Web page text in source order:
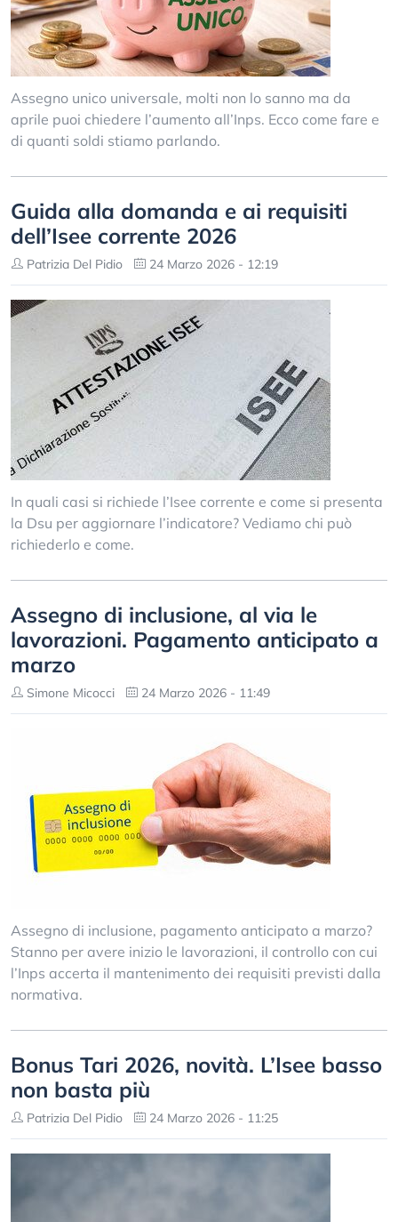
Assegno unico universale, molti non lo sanno ma da
aprile puoi chiedere l’aumento all’Inps. Ecco come fare e
di quanti soldi stiamo parlando.
Guida alla domanda e ai requisiti
dell’Isee corrente 2026
Patrizia Del Pidio 24 Marzo 2026 - 12:19
In quali casi si richiede l’Isee corrente e come si presenta
la Dsu per aggiornare l’indicatore? Vediamo chi può
richiederlo e come.
Assegno di inclusione, al via le
lavorazioni. Pagamento anticipato a
marzo
Simone Micocci 24 Marzo 2026 - 11:49
Assegno di inclusione, pagamento anticipato a marzo?
Stanno per avere inizio le lavorazioni, il controllo con cui
l’Inps accerta il mantenimento dei requisiti previsti dalla
normativa.
Bonus Tari 2026, novità. L’Isee basso
non basta più
Patrizia Del Pidio 24 Marzo 2026 - 11:25